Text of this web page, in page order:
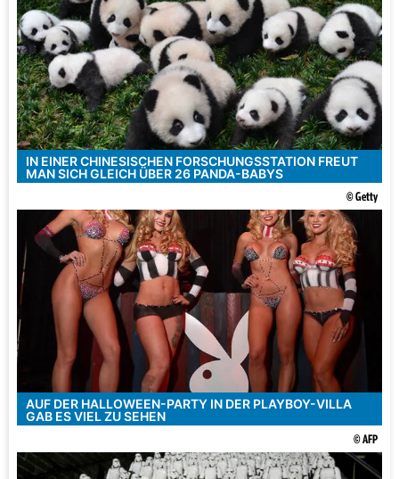
IN EINER CHINESISCHEN FORSCHUNGSSTATION FREUT
MAN SICH GLEICH ÜBER 26 PANDA-BABYS
© Getty
AUF DER HALLOWEEN-PARTY IN DER PLAYBOY-VILLA
GAB ES VIEL ZU SEHEN
© AFP